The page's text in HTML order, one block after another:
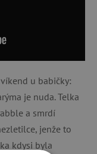
u babičky:
je nuda. Telka
a smrdí
jenže to
kdysi byla